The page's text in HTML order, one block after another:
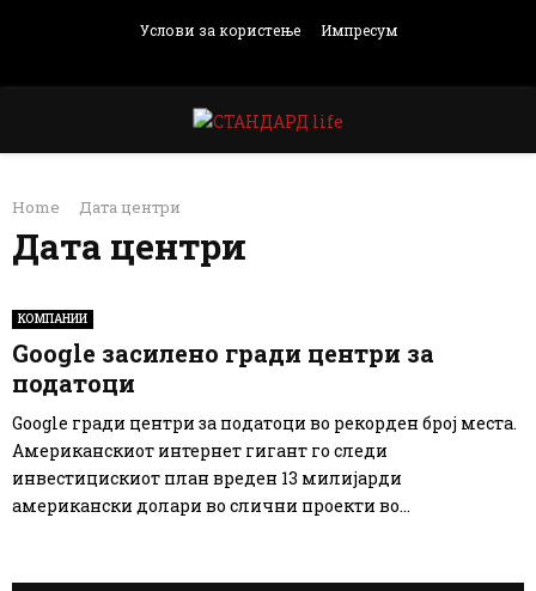
Услови за користење Импресум
PRIMARY
MENU
Home Дата центри
Дата центри
КОМПАНИИ
Google засилено гради центри за
податоци
Google гради центри за податоци во рекорден број места.
Американскиот интернет гигант го следи
инвестицискиот план вреден 13 милијарди
американски долари во слични проекти во...